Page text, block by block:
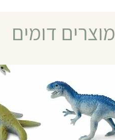
מוצרים דומים